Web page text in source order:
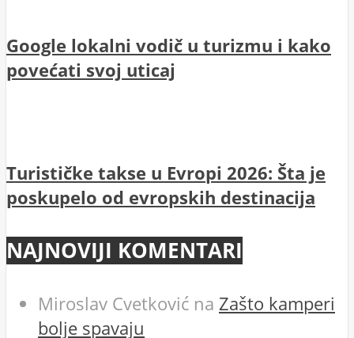
Google lokalni vodič u turizmu i kako
povećati svoj uticaj
Turističke takse u Evropi 2026: Šta je
poskupelo od evropskih destinacija
NAJNOVIJI KOMENTARI
Miroslav Cvetković na Zašto kamperi
bolje spavaju